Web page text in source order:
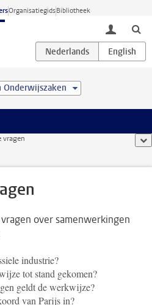
OrganisatiegidsBibliotheek
toggle
Onderwijszaken
vragen
over samenwerkingen
industrie?
tot stand gekomen?
geldt de werkwijze?
van Parijs in?